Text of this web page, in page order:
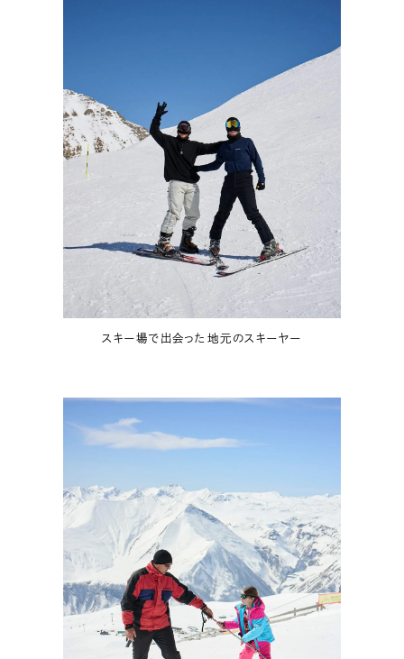
スキー場で出会った地元のスキーヤー